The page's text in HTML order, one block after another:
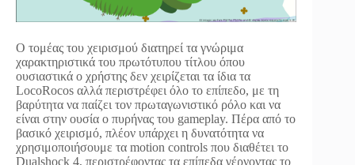
Ο τομέας του χειρισμού διατηρεί τα γνώριμα
χαρακτηριστικά του πρωτότυπου τίτλου όπου
ουσιαστικά ο χρήστης δεν χειρίζεται τα ίδια τα
LocoRocos αλλά περιστρέφει όλο το επίπεδο, με τη
βαρύτητα να παίζει τον πρωταγωνιστικό ρόλο και να
είναι στην ουσία ο πυρήνας του gameplay. Πέρα από το
βασικό χειρισμό, πλέον υπάρχει η δυνατότητα να
χρησιμοποιήσουμε τα motion controls που διαθέτει το
Dualshock 4, περιστρέφοντας τα επίπεδα γέρνοντας το